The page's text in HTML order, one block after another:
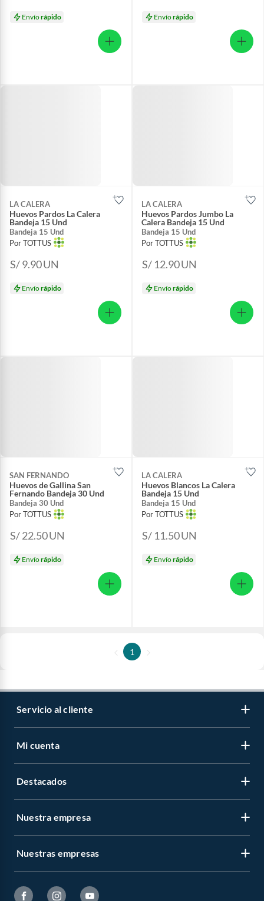
Envíorápido Envíorápido
LA CALERA
Huevos Pardos La Calera
Bandeja 15 Und
Bandeja 15 Und
Por TOTTUS
S/ 9.90UN
Envíorápido
LA CALERA
Huevos Pardos Jumbo La
Calera Bandeja 15 Und
Bandeja 15 Und
Por TOTTUS
S/ 12.90UN
Envíorápido
SAN FERNANDO
Huevos de Gallina San
Fernando Bandeja 30 Und
Bandeja 30 Und
Por TOTTUS
S/ 22.50UN
Envíorápido
LA CALERA
Huevos Blancos La Calera
Bandeja 15 Und
Bandeja 15 Und
Por TOTTUS
S/ 11.50UN
Envíorápido
1
Servicio al cliente
Mi cuenta
Destacados
Nuestra empresa
Nuestras empresas